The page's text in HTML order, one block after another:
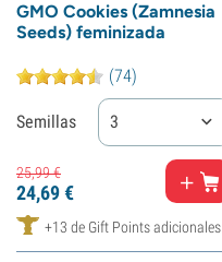
GMO Cookies (Zamnesia
Seeds) feminizada
(74)
Semillas 3
25,99€
24,69€
+13 de Gift Points adicionales